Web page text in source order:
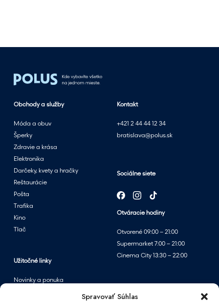
Spravovať Súhlas
e
t
ý
m
v
ý
p
r
e
d
a
j
o
p
r
Kontakt
+421 2 44 44 12 34
bratislava@polus.sk
Sociálne siete
Otváracie hodiny
Otvorené 09:00 – 21:00
Supermarket 7:00 – 21:00
Cinema City 13:30 – 22:00
Obchody a služby
Móda a obuv
Šperky
Zdravie a krása
Elektronika
Darčeky, kvety a hračky
Reštaurácie
Pošta
Trafika
Kino
Tlač
Užitočné linky
Novinky a ponuka